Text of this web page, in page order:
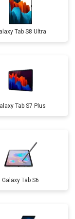
Tab S8 Ultra
Tab S7 Plus
Galaxy Tab S6